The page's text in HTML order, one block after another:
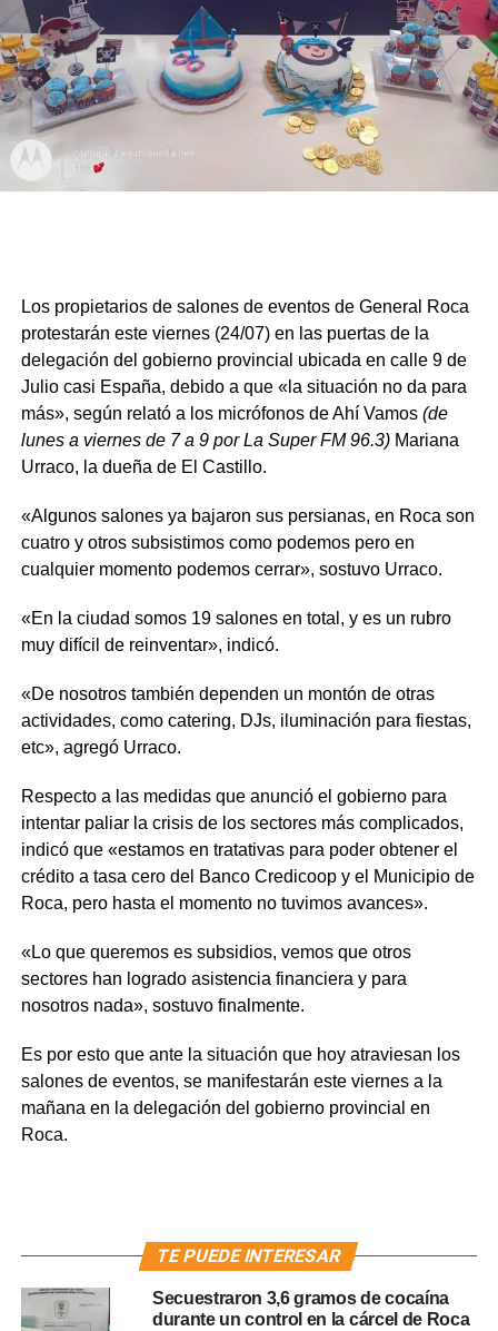
Los propietarios de salones de eventos de General Roca
protestarán este viernes (24/07) en las puertas de la
delegación del gobierno provincial ubicada en calle 9 de
Julio casi España, debido a que «la situación no da para
más», según relató a los micrófonos de Ahí Vamos (de
lunes a viernes de 7 a 9 por La Super FM 96.3)Mariana
Urraco, la dueña de El Castillo.
«Algunos salones ya bajaron sus persianas, en Roca son
cuatro y otros subsistimos como podemos pero en
cualquier momento podemos cerrar», sostuvo Urraco.
«En la ciudad somos 19 salones en total, y es un rubro
muy difícil de reinventar», indicó.
«De nosotros también dependen un montón de otras
actividades, como catering, DJs, iluminación para fiestas,
etc», agregó Urraco.
Respecto a las medidas que anunció el gobierno para
intentar paliar la crisis de los sectores más complicados,
indicó que «estamos en tratativas para poder obtener el
crédito a tasa cero del Banco Credicoop y el Municipio de
Roca, pero hasta el momento no tuvimos avances».
«Lo que queremos es subsidios, vemos que otros
sectores han logrado asistencia financiera y para
nosotros nada», sostuvo finalmente.
Es por esto que ante la situación que hoy atraviesan los
salones de eventos, se manifestarán este viernes a la
mañana en la delegación del gobierno provincial en
Roca.
TE PUEDE INTERESAR
Secuestraron 3,6 gramos de cocaína
durante un control en la cárcel de Roca